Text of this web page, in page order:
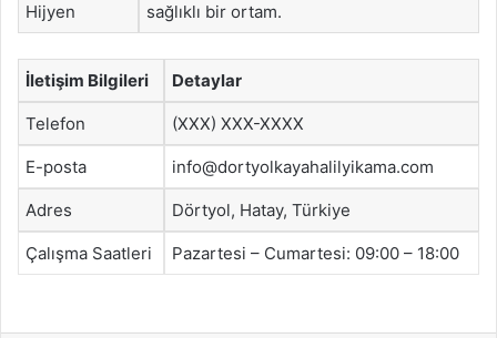
Hijyen
sağlıklı bir ortam.
İletişim Bilgileri Detaylar
Telefon (XXX) XXX-XXXX
E-posta info@dortyolkayahalilyikama.com
Adres Dörtyol, Hatay, Türkiye
Çalışma Saatleri Pazartesi – Cumartesi: 09:00 – 18:00